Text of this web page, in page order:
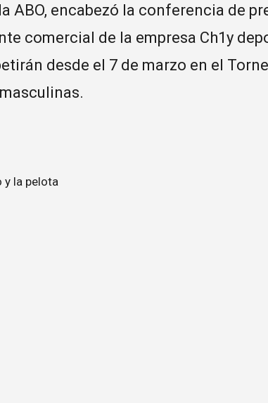
ABO, encabezó la conferencia de
comercial de la empresa Ch1y
desde el 7 de marzo en el